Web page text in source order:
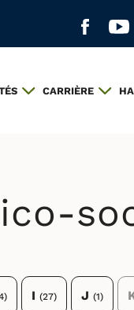
Aller
CARRIÈRE
I (27) J (1)